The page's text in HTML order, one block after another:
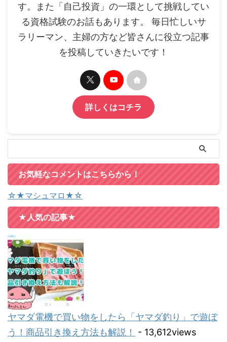
す。また「自己投資」の一環として挑戦してい
る資格試験のお話もあります。 毎日忙しいサ
ラリーマン、主婦の方など皆さんに役立つ記事
を投稿していきたいです！
詳しくはコチラ
お気軽なコメントはこちらから！
☆★マシュマロ★☆
★人気の記事★
ヤマダ電機で買い物をしたら「ヤマダ釣り」で遊ぼ
う！商品引き換え方法も解説！
- 13,612views